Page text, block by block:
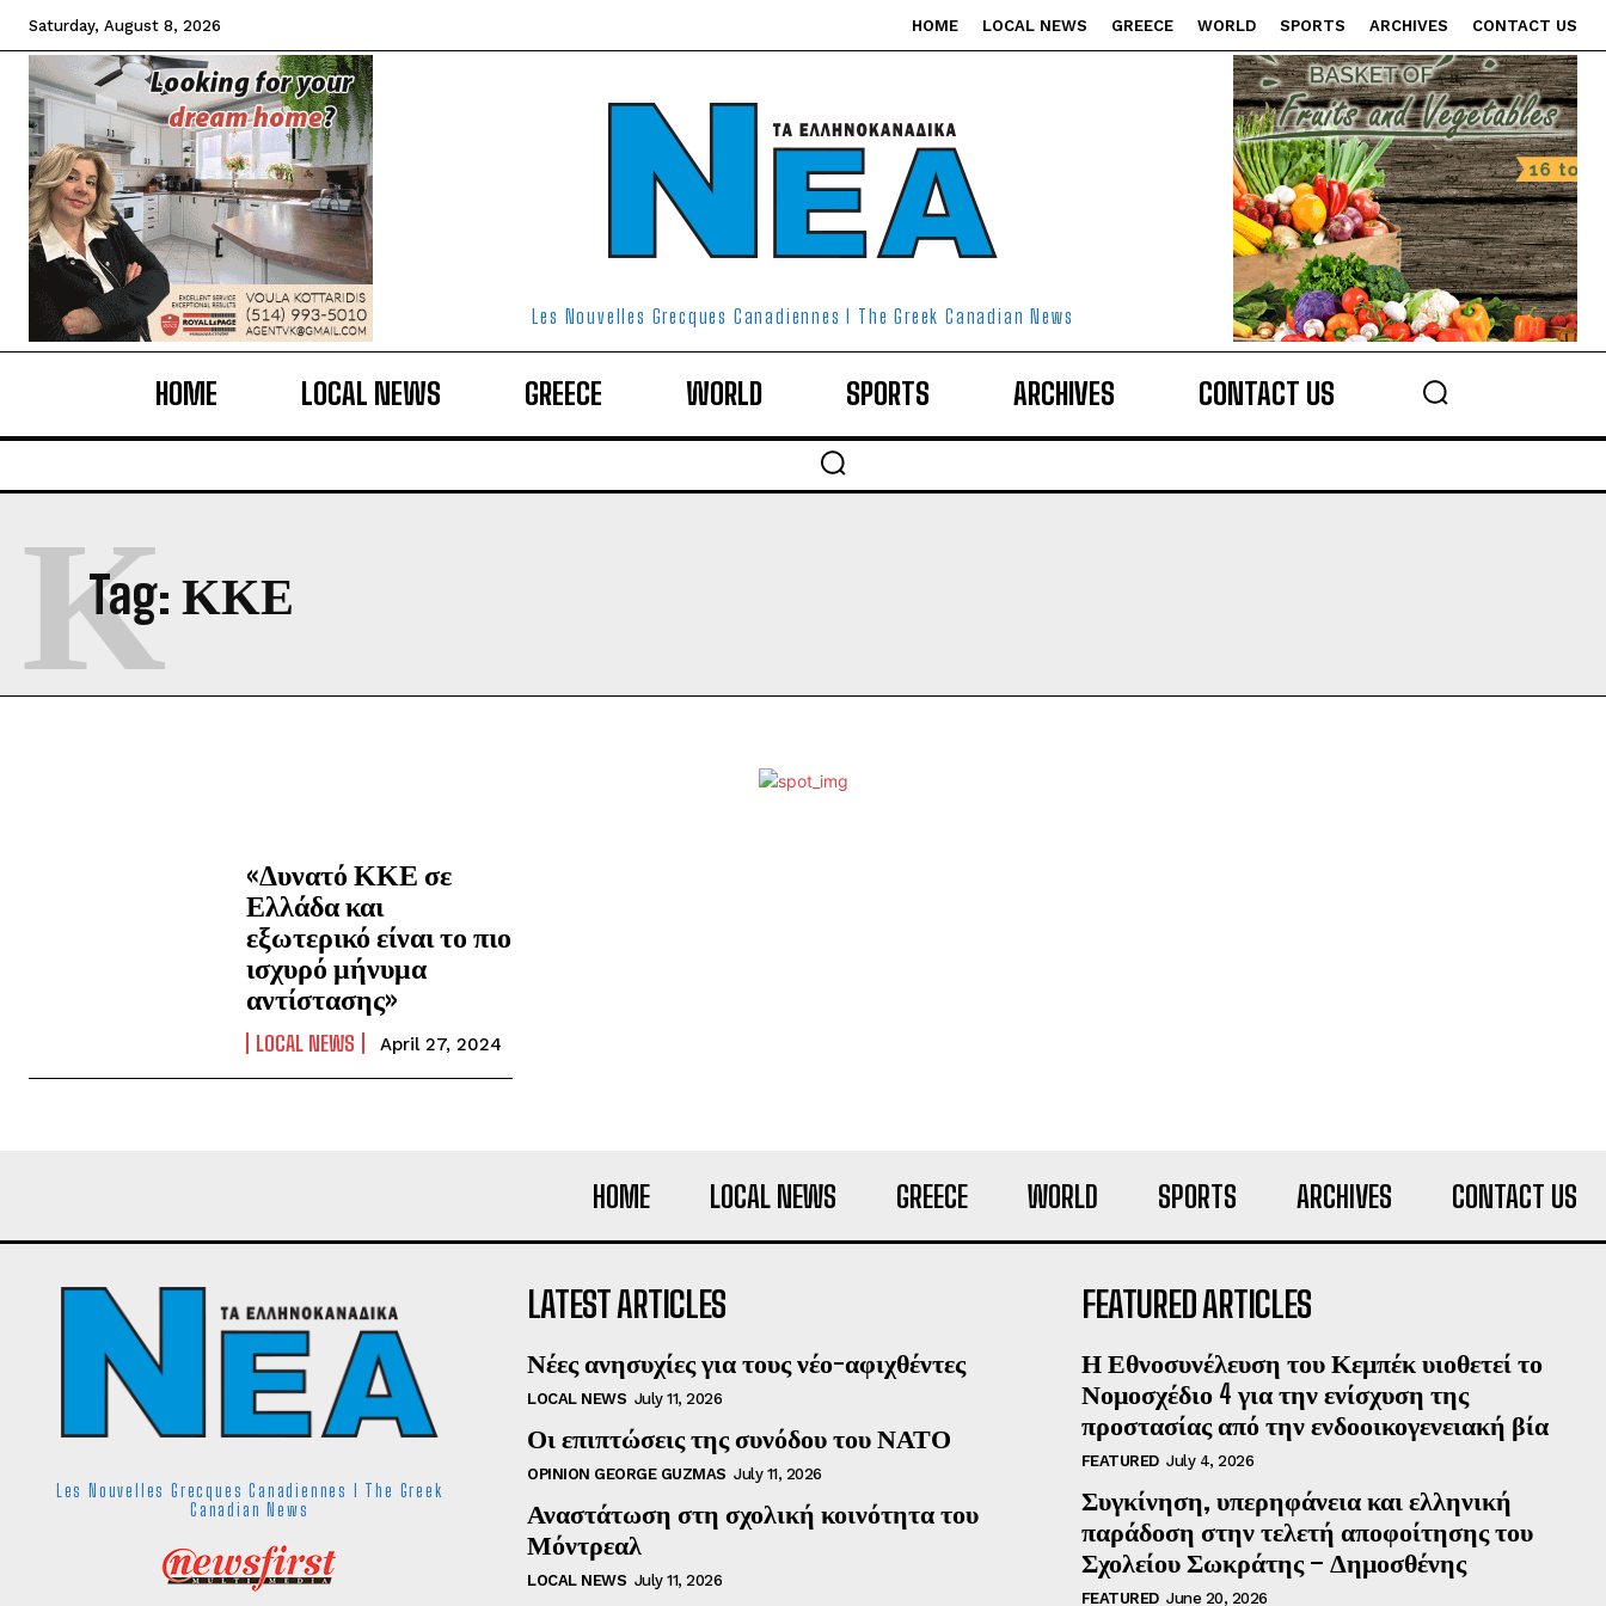
Saturday, August 8, 2026 HOME LOCAL NEWS GREECE WORLD SPORTS ARCHIVES CONTACT US
Les Nouvelles Grecques Canadiennes I The Greek Canadian News
HOME LOCAL NEWS GREECE WORLD SPORTS ARCHIVES CONTACT US
Tag: ΚΚΕ
Κ
«Δυνατό ΚΚΕ σε
Ελλάδα και
εξωτερικό είναι το πιο
ισχυρό μήνυμα
αντίστασης»
LOCAL NEWS April 27, 2024
HOME LOCAL NEWS GREECE WORLD SPORTS ARCHIVES CONTACT US
Les Nouvelles Grecques Canadiennes I The Greek
Canadian News
LATEST ARTICLES
Νέες ανησυχίες για τους νέο-αφιχθέντες
LOCAL NEWS July 11, 2026
Οι επιπτώσεις της συνόδου του ΝΑΤΟ
OPINION GEORGE GUZMAS July 11, 2026
Αναστάτωση στη σχολική κοινότητα του
Μόντρεαλ
LOCAL NEWS July 11, 2026
FEATURED ARTICLES
Η Εθνοσυνέλευση του Κεμπέκ υιοθετεί το
Νομοσχέδιο 4 για την ενίσχυση της
προστασίας από την ενδοοικογενειακή βία
FEATURED July 4, 2026
Συγκίνηση, υπερηφάνεια και ελληνική
παράδοση στην τελετή αποφοίτησης του
Σχολείου Σωκράτης – Δημοσθένης
FEATURED June 20, 2026